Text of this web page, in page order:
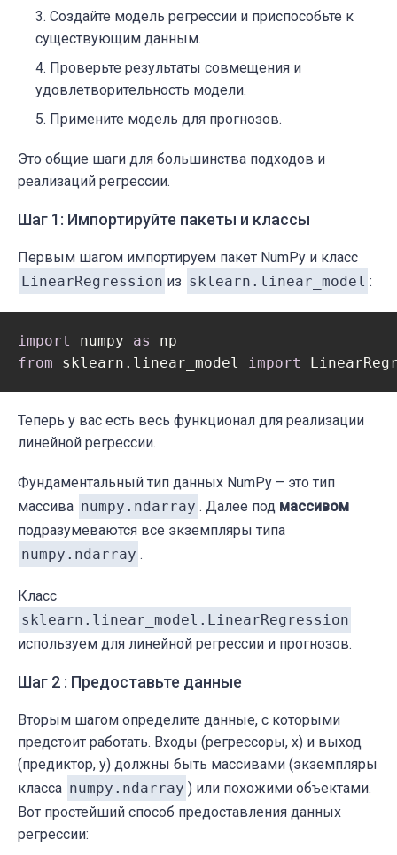
Создайте модель регрессии и приспособьте к
существующим данным.
Проверьте результаты совмещения и
удовлетворительность модели.
Примените модель для прогнозов.
Это общие шаги для большинства подходов и
реализаций регрессии.
Шаг 1: Импортируйте пакеты и классы
Первым шагом импортируем пакет NumPy и класс
LinearRegression из sklearn.linear_model :
import numpy as
from sklearn.linear_model import
Теперь у вас есть весь функционал для реализации
линейной регрессии.
Фундаментальный тип данных NumPy – это тип
массива numpy.ndarray . Далее под массивом
подразумеваются все экземпляры типа
numpy.ndarray .
Класс
sklearn.linear_model.LinearRegression
используем для линейной регрессии и прогнозов.
Шаг 2 : Предоставьте данные
Вторым шагом определите данные, с которыми
предстоит работать. Входы (регрессоры, x) и выход
(предиктор, y) должны быть массивами (экземпляры
класса numpy.ndarray ) или похожими объектами.
Вот простейший способ предоставления данных
регрессии: